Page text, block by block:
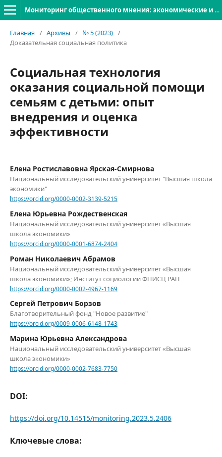
Мониторинг общественного мнения: экономические и социальные перемены
Главная / Архивы / № 5 (2023) /
Доказательная социальная политика
Социальная технология
оказания социальной помощи
семьям с детьми: опыт
внедрения и оценка
эффективности
Елена Ростиславовна Ярская-Смирнова
Национальный исследовательский университет "Высшая школа
экономики"
https://orcid.org/0000-0002-3139-5215
Елена Юрьевна Рождественская
Национальный исследовательский университет «Высшая
школа экономики»
https://orcid.org/0000-0001-6874-2404
Роман Николаевич Абрамов
Национальный исследовательский университет «Высшая
школа экономики»; Институт социологии ФНИСЦ РАН
https://orcid.org/0000-0002-4967-1169
Сергей Петрович Борзов
Благотворительный фонд "Новое развитие"
https://orcid.org/0009-0006-6148-1743
Марина Юрьевна Александрова
Национальный исследовательский университет «Высшая
школа экономики»
https://orcid.org/0000-0002-7683-7750
DOI:
https://doi.org/10.14515/monitoring.2023.5.2406
Ключевые слова: